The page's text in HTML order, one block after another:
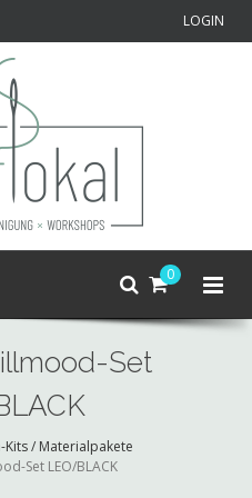
LOGIN
0
Set
Kits / Materialpakete
Set LEO/BLACK